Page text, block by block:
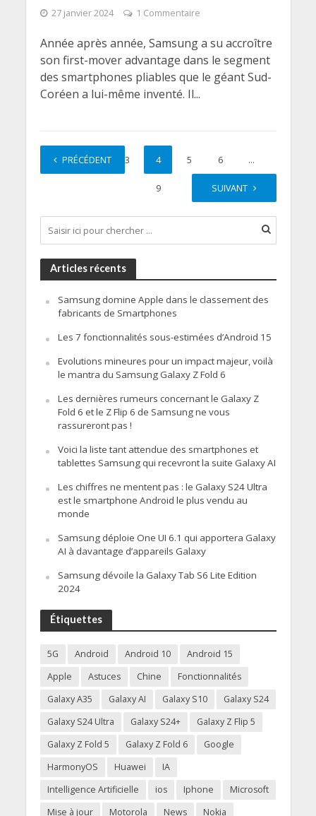
27 janvier 2024 1 Commentaire
Année après année, Samsung a su accroître
son first-mover advantage dans le segment
des smartphones pliables que le géant Sud-
Coréen a lui-même inventé. Il...
PRÉCÉDENT
1 2 3 4 5 6 …
9 SUIVANT
Articles récents
Samsung domine Apple dans le classement des
fabricants de Smartphones
Les 7 fonctionnalités sous-estimées d’Android 15
Evolutions mineures pour un impact majeur, voilà
le mantra du Samsung Galaxy Z Fold 6
Les dernières rumeurs concernant le Galaxy Z
Fold 6 et le Z Flip 6 de Samsung ne vous
rassureront pas !
Voici la liste tant attendue des smartphones et
tablettes Samsung qui recevront la suite Galaxy AI
Les chiffres ne mentent pas : le Galaxy S24 Ultra
est le smartphone Android le plus vendu au
monde
Samsung déploie One UI 6.1 qui apportera Galaxy
AI à davantage d’appareils Galaxy
Samsung dévoile la Galaxy Tab S6 Lite Edition
2024
Étiquettes
5G Android Android 10
Android 15
Apple
Astuces Chine
Fonctionnalités
Galaxy A35
Galaxy AI Galaxy S10
Galaxy S24
Galaxy S24 Ultra
Galaxy S24+
Galaxy Z Flip 5
Galaxy Z Fold 5
Galaxy Z Fold 6
Google
HarmonyOS
Huawei
IA
Intelligence Artificielle
ios Iphone
Microsoft
Mise à jour
Motorola News
Nokia